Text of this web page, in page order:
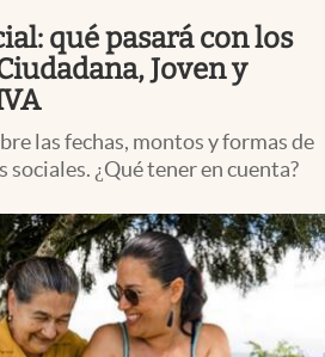
qué pasará con los
Joven y
las fechas, montos y formas de
sociales. ¿Qué tener en cuenta?